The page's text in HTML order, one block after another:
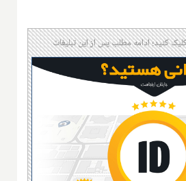
کنید؛ ادامه مطلب پس از این تبلیغات